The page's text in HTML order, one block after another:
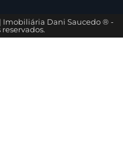
| Imobiliária Dani Saucedo ® -